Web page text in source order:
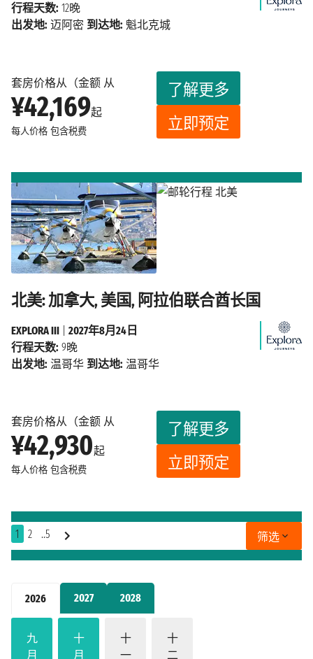
2026 2027 2028
九
月
十
月
十
一
十
二
套房价格从（金额 从
¥42,169起
每人价格 包含税费
了解更多
立即预定
行程天数: 12晚
出发地: 迈阿密 到达地: 魁北克城
北美: 加拿大, 美国, 阿拉伯联合酋长国
套房价格从（金额 从
¥42,930起
每人价格 包含税费
了解更多
立即预定
EXPLORA III
2027年8月24日
行程天数: 9晚
出发地: 温哥华 到达地: 温哥华
1 2 ..5 筛选